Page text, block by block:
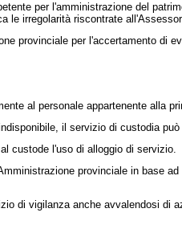
per l'amministrazione del
le irregolarità riscontrate
provinciale per l'accertamento di
al personale appartenente alla
il servizio di custodia
custode l'uso di alloggio di servizio.
provinciale in base
di vigilanza anche avvalendosi di